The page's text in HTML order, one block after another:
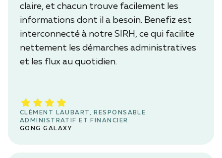
claire, et chacun trouve facilement les
informations dont il a besoin. Benefiz est
interconnecté à notre SIRH, ce qui facilite
nettement les démarches administratives
et les flux au quotidien.
CLÉMENT LAUBART, RESPONSABLE
ADMINISTRATIF ET FINANCIER
GONG GALAXY